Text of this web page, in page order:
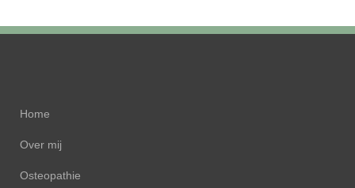
Home
Over mij
Osteopathie